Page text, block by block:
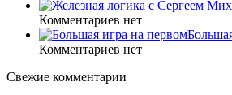
Комментариев нет
Комментариев нет
Свежие комментарии